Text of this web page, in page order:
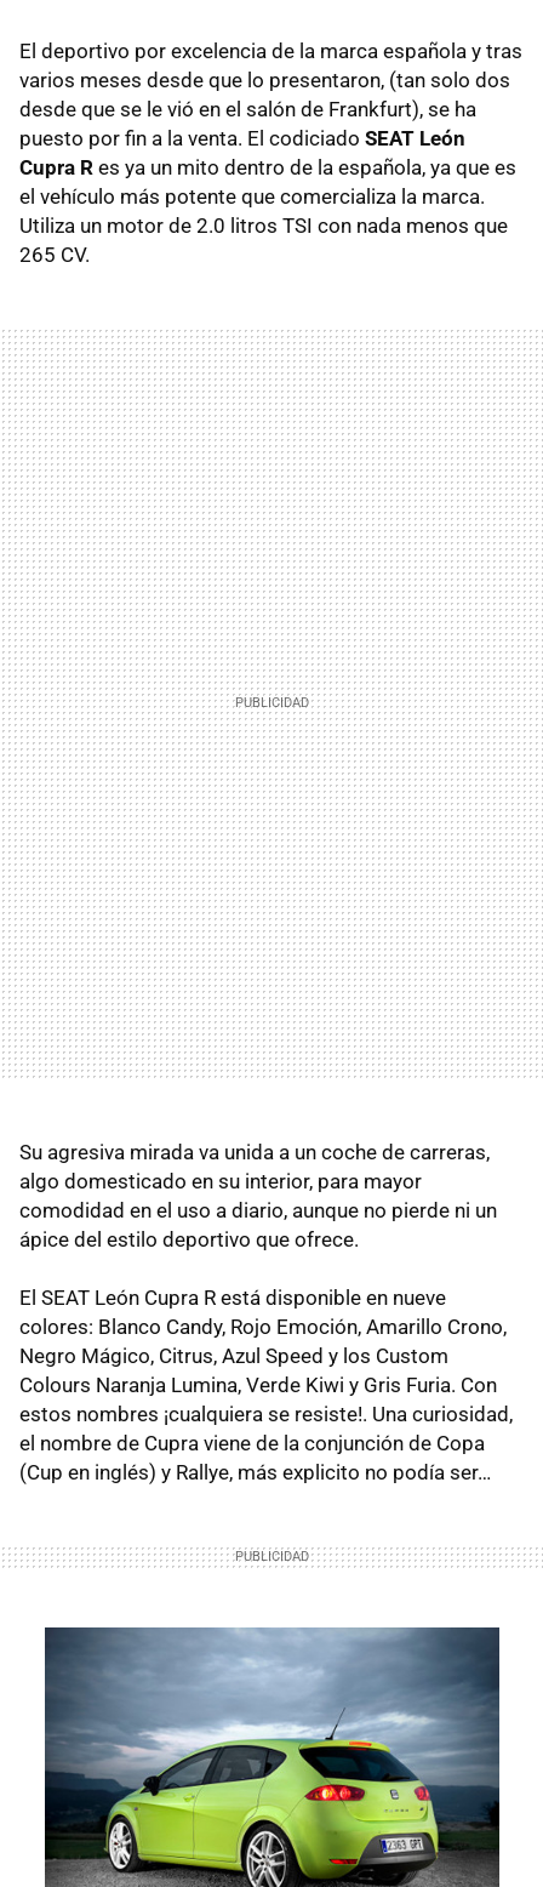
El deportivo por excelencia de la marca española y tras
varios meses desde que lo presentaron, (tan solo dos
desde que se le vió en el salón de Frankfurt), se ha
puesto por fin a la venta. El codiciado SEAT León
Cupra R es ya un mito dentro de la española, ya que es
el vehículo más potente que comercializa la marca.
Utiliza un motor de 2.0 litros TSI con nada menos que
265 CV.
Su agresiva mirada va unida a un coche de carreras,
algo domesticado en su interior, para mayor
comodidad en el uso a diario, aunque no pierde ni un
ápice del estilo deportivo que ofrece.
El SEAT León Cupra R está disponible en nueve
colores: Blanco Candy, Rojo Emoción, Amarillo Crono,
Negro Mágico, Citrus, Azul Speed y los Custom
Colours Naranja Lumina, Verde Kiwi y Gris Furia. Con
estos nombres ¡cualquiera se resiste!. Una curiosidad,
el nombre de Cupra viene de la conjunción de Copa
(Cup en inglés) y Rallye, más explicito no podía ser…